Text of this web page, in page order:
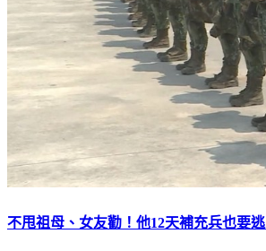
不甩祖母、女友勸！他12天補充兵也要